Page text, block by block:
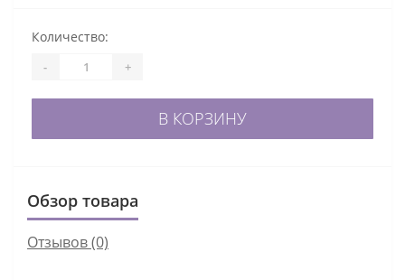
Количество:
- +
В КОРЗИНУ
Обзор товара
Отзывов (0)